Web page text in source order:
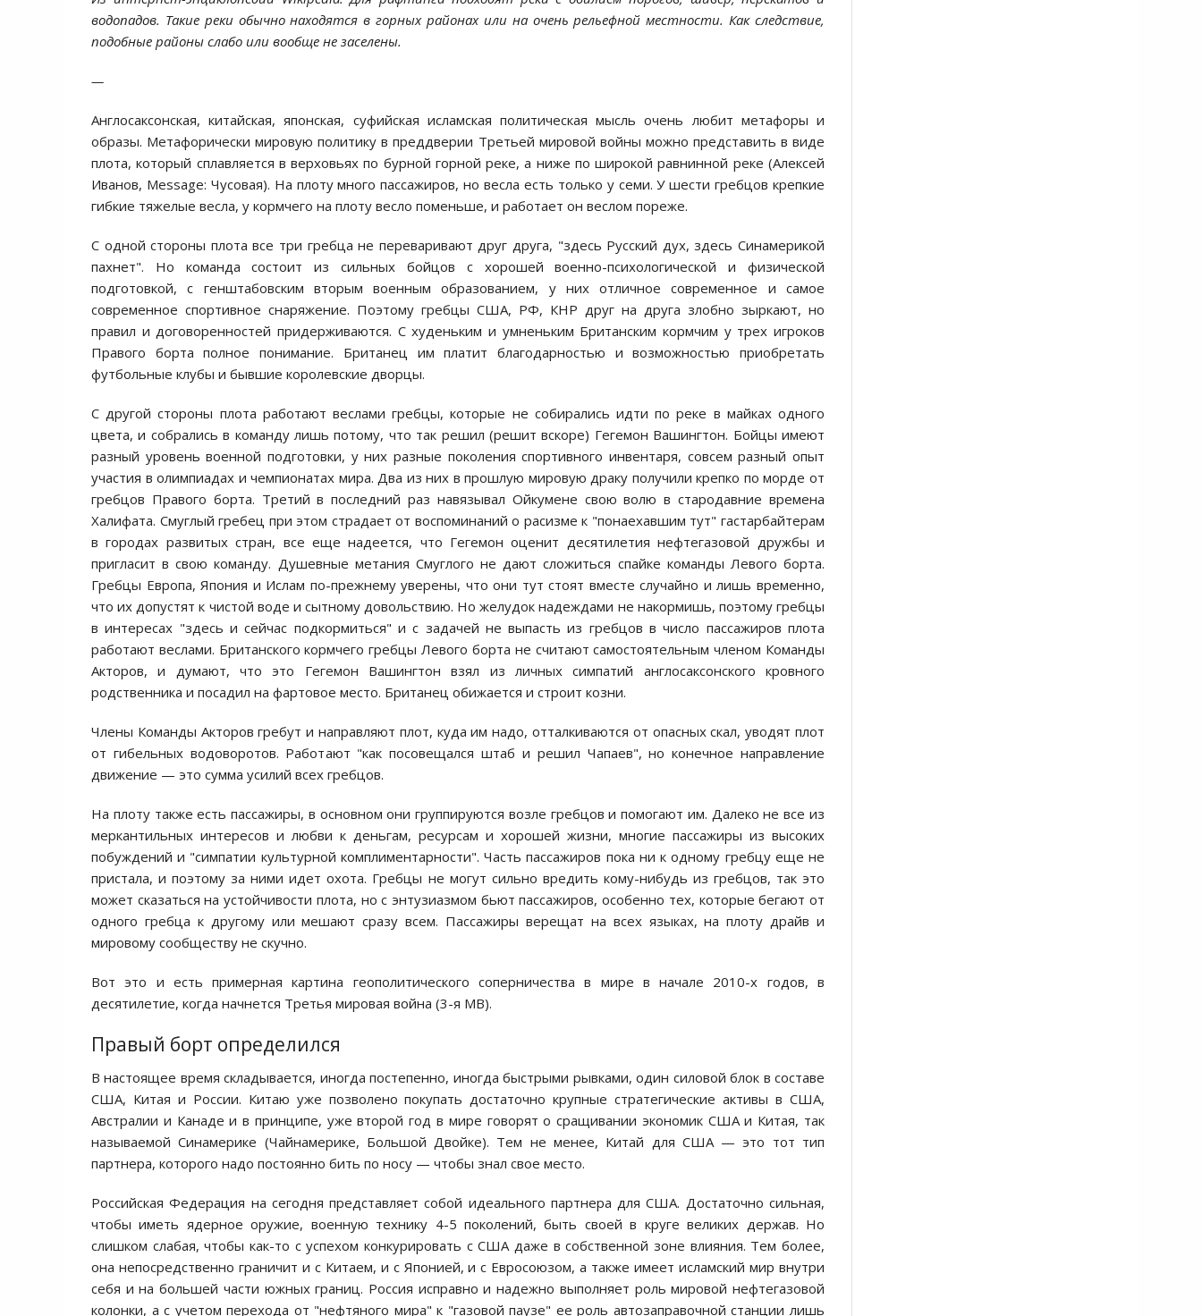
водопадов. Такие реки обычно находятся в горных районах или на очень рельефной местности. Как следствие,
подобные районы слабо или вообще не заселены.
—
Англосаксонская, китайская, японская, суфийская исламская политическая мысль очень любит метафоры и
образы. Метафорически мировую политику в преддверии Третьей мировой войны можно представить в виде
плота, который сплавляется в верховьях по бурной горной реке, а ниже по широкой равнинной реке (Алексей
Иванов, Message: Чусовая). На плоту много пассажиров, но весла есть только у семи. У шести гребцов крепкие
гибкие тяжелые весла, у кормчего на плоту весло поменьше, и работает он веслом пореже.
С одной стороны плота все три гребца не переваривают друг друга, "здесь Русский дух, здесь Синамерикой
пахнет". Но команда состоит из сильных бойцов с хорошей военно-психологической и физической
подготовкой, с генштабовским вторым военным образованием, у них отличное современное и самое
современное спортивное снаряжение. Поэтому гребцы США, РФ, КНР друг на друга злобно зыркают, но
правил и договоренностей придерживаются. С худеньким и умненьким Британским кормчим у трех игроков
Правого борта полное понимание. Британец им платит благодарностью и возможностью приобретать
футбольные клубы и бывшие королевские дворцы.
С другой стороны плота работают веслами гребцы, которые не собирались идти по реке в майках одного
цвета, и собрались в команду лишь потому, что так решил (решит вскоре) Гегемон Вашингтон. Бойцы имеют
разный уровень военной подготовки, у них разные поколения спортивного инвентаря, совсем разный опыт
участия в олимпиадах и чемпионатах мира. Два из них в прошлую мировую драку получили крепко по морде от
гребцов Правого борта. Третий в последний раз навязывал Ойкумене свою волю в стародавние времена
Халифата. Смуглый гребец при этом страдает от воспоминаний о расизме к "понаехавшим тут" гастарбайтерам
в городах развитых стран, все еще надеется, что Гегемон оценит десятилетия нефтегазовой дружбы и
пригласит в свою команду. Душевные метания Смуглого не дают сложиться спайке команды Левого борта.
Гребцы Европа, Япония и Ислам по-прежнему уверены, что они тут стоят вместе случайно и лишь временно,
что их допустят к чистой воде и сытному довольствию. Но желудок надеждами не накормишь, поэтому гребцы
в интересах "здесь и сейчас подкормиться" и с задачей не выпасть из гребцов в число пассажиров плота
работают веслами. Британского кормчего гребцы Левого борта не считают самостоятельным членом Команды
Акторов, и думают, что это Гегемон Вашингтон взял из личных симпатий англосаксонского кровного
родственника и посадил на фартовое место. Британец обижается и строит козни.
Члены Команды Акторов гребут и направляют плот, куда им надо, отталкиваются от опасных скал, уводят плот
от гибельных водоворотов. Работают "как посовещался штаб и решил Чапаев", но конечное направление
движение — это сумма усилий всех гребцов.
На плоту также есть пассажиры, в основном они группируются возле гребцов и помогают им. Далеко не все из
меркантильных интересов и любви к деньгам, ресурсам и хорошей жизни, многие пассажиры из высоких
побуждений и "симпатии культурной комплиментарности". Часть пассажиров пока ни к одному гребцу еще не
пристала, и поэтому за ними идет охота. Гребцы не могут сильно вредить кому-нибудь из гребцов, так это
может сказаться на устойчивости плота, но с энтузиазмом бьют пассажиров, особенно тех, которые бегают от
одного гребца к другому или мешают сразу всем. Пассажиры верещат на всех языках, на плоту драйв и
мировому сообществу не скучно.
Вот это и есть примерная картина геополитического соперничества в мире в начале 2010-х годов, в
десятилетие, когда начнется Третья мировая война (3-я МВ).
Правый борт определился
В настоящее время складывается, иногда постепенно, иногда быстрыми рывками, один силовой блок в составе
США, Китая и России. Китаю уже позволено покупать достаточно крупные стратегические активы в США,
Австралии и Канаде и в принципе, уже второй год в мире говорят о сращивании экономик США и Китая, так
называемой Синамерике (Чайнамерике, Большой Двойке). Тем не менее, Китай для США — это тот тип
партнера, которого надо постоянно бить по носу — чтобы знал свое место.
Российская Федерация на сегодня представляет собой идеального партнера для США. Достаточно сильная,
чтобы иметь ядерное оружие, военную технику 4-5 поколений, быть своей в круге великих держав. Но
слишком слабая, чтобы как-то с успехом конкурировать с США даже в собственной зоне влияния. Тем более,
она непосредственно граничит и с Китаем, и с Японией, и с Евросоюзом, а также имеет исламский мир внутри
себя и на большей части южных границ. Россия исправно и надежно выполняет роль мировой нефтегазовой
колонки, а с учетом перехода от "нефтяного мира" к "газовой паузе" ее роль автозаправочной станции лишь